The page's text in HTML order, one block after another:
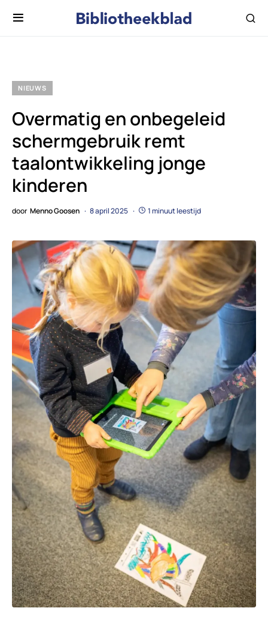
NIEUWS
Overmatig en onbegeleid
schermgebruik remt
taalontwikkeling jonge
kinderen
door Menno Goosen 8 april 2025 1 minuut leestijd